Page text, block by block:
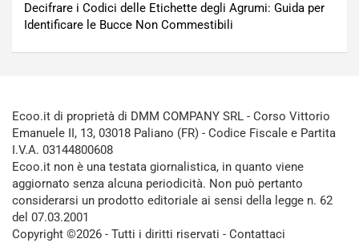
Decifrare i Codici delle Etichette degli Agrumi: Guida per
Identificare le Bucce Non Commestibili
Ecoo.it di proprietà di DMM COMPANY SRL - Corso Vittorio
Emanuele II, 13, 03018 Paliano (FR) - Codice Fiscale e Partita
I.V.A. 03144800608
Ecoo.it non è una testata giornalistica, in quanto viene
aggiornato senza alcuna periodicità. Non può pertanto
considerarsi un prodotto editoriale ai sensi della legge n. 62
del 07.03.2001
Copyright ©2026 - Tutti i diritti riservati - Contattaci